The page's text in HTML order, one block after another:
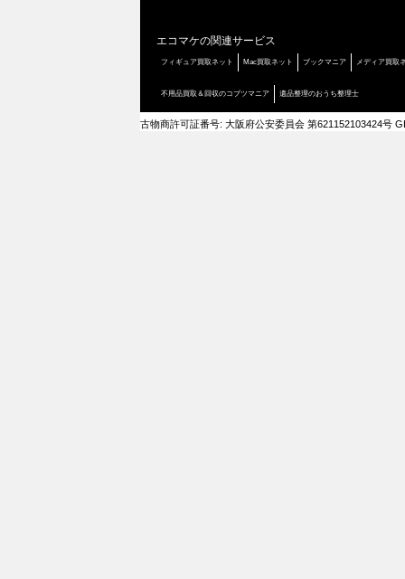
エコマケの関連サービス
フィギュア買取ネット Mac買取ネット ブックマニア メディア買取
不用品買取＆回収のコブツマニア 遺品整理のおうち整理士
古物商許可証番号: 大阪府公安委員会 第621152103424号